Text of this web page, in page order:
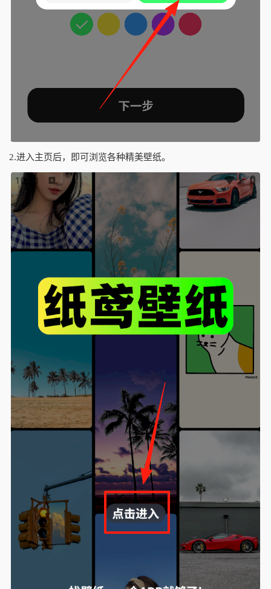
2.进入主页后，即可浏览各种精美壁纸。